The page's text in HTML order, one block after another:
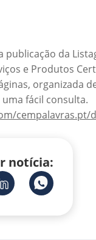
publicação da
e Produtos
organizada
fácil consulta.
cempalavras.pt/
notícia: